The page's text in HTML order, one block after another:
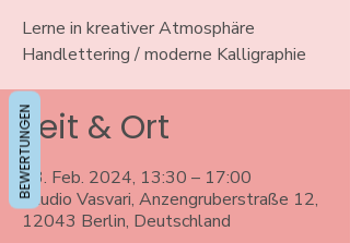
Lerne in kreativer Atmosphäre
Handlettering / moderne Kalligraphie
Zeit & Ort
03. Feb. 2024, 13:30 – 17:00
Studio Vasvari, Anzengruberstraße 12,
12043 Berlin, Deutschland
BEWERTUNGEN